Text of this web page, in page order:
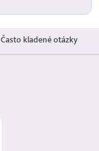
Často kladené otázky